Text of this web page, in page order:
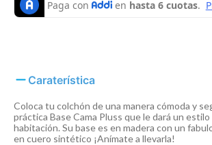
Caraterística
Coloca tu colchón de una manera cómoda y
práctica Base Cama Pluss que le dará un
habitación. Su base es en madera con un
en cuero sintético ¡Anímate a llevarla!